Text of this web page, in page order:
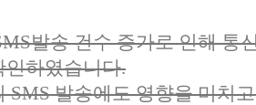
발송 건수 증가로 인해 통
인하였습니다.
SMS 발송에도 영향을 미치